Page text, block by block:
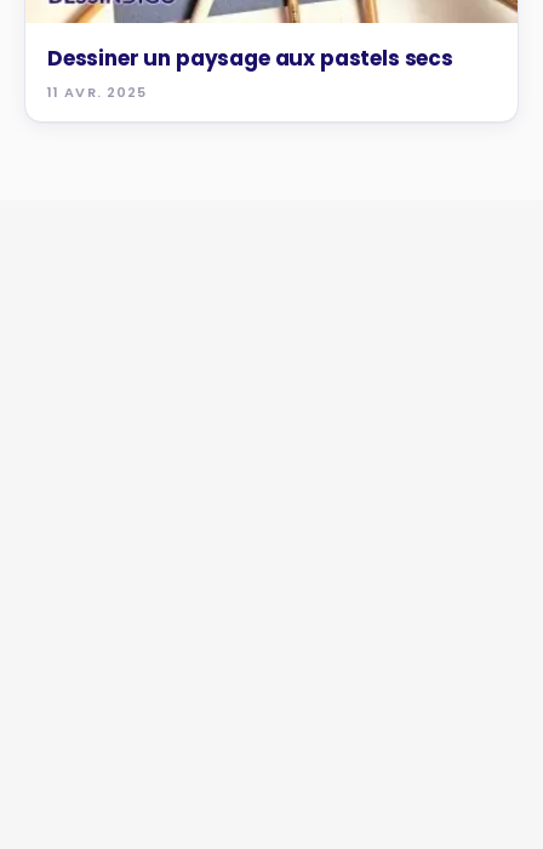
Dessiner un paysage aux pastels secs
11 AVR. 2025